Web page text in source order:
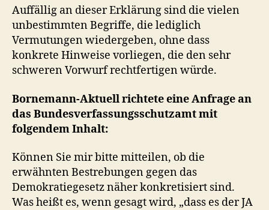
Auffällig an dieser Erklärung sind die vielen
unbestimmten Begriffe, die lediglich
Vermutungen wiedergeben, ohne dass
konkrete Hinweise vorliegen, die den sehr
schweren Vorwurf rechtfertigen würde.
Bornemann-Aktuell richtete eine Anfrage an
das Bundesverfassungsschutzamt mit
folgendem Inhalt:
Können Sie mir bitte mitteilen, ob die
erwähnten Bestrebungen gegen das
Demokratiegesetz näher konkretisiert sind.
Was heißt es, wenn gesagt wird, „dass es der JA